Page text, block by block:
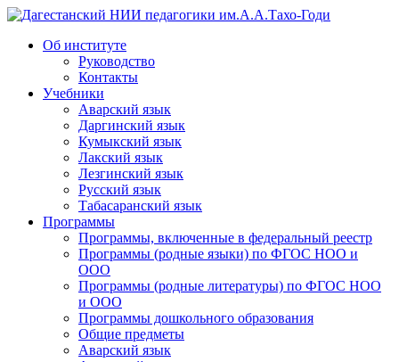
Дагестанский НИИ педагогики им.А.А.Тахо-Годи
Об институте
Руководство
Контакты
Учебники
Аварский язык
Даргинский язык
Кумыкский язык
Лакский язык
Лезгинский язык
Русский язык
Табасаранский язык
Программы
Программы, включенные в федеральный реестр
Программы (родные языки) по ФГОС НОО и
ООО
Программы (родные литературы) по ФГОС НОО
и ООО
Программы дошкольного образования
Общие предметы
Аварский язык